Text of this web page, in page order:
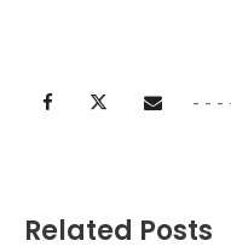
Related Posts